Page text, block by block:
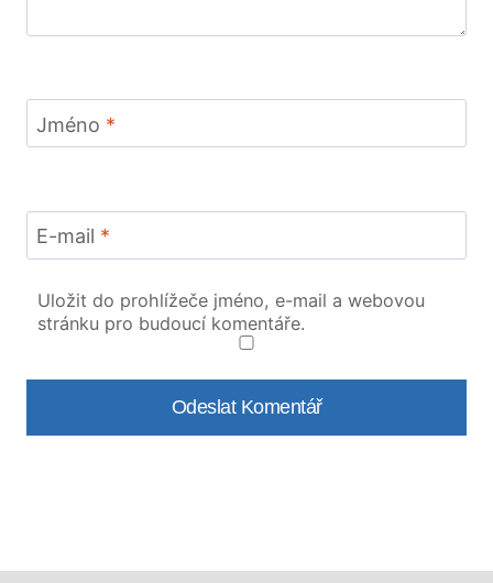
Jméno *
E-mail *
Uložit do prohlížeče jméno, e-mail a webovou
stránku pro budoucí komentáře.